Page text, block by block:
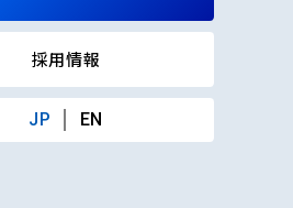
採用情報
JP EN